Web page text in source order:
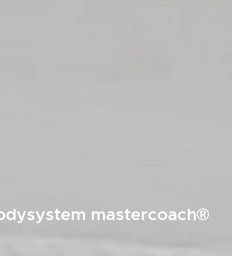
mastercoach®